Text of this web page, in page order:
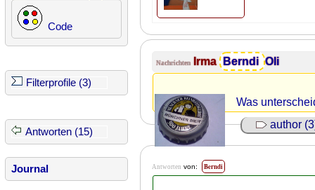
Code
Filterprofile (3)
Antworten (15)
Journal
Nachrichten Irma Berndi Oli
Was
author
Antworten von: Berndi